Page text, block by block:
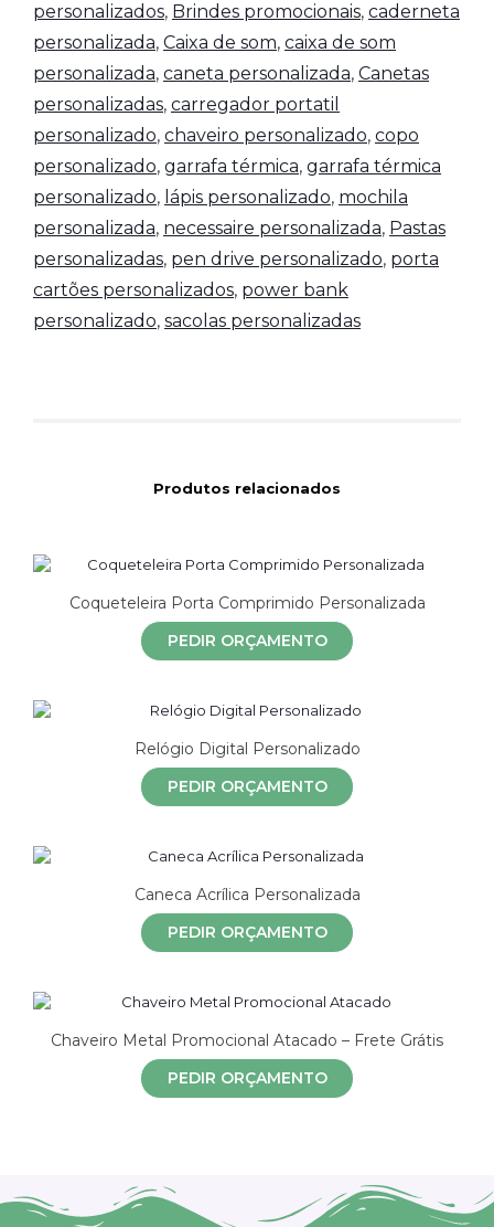
personalizados, Brindes promocionais, caderneta
personalizada, Caixa de som, caixa de som
personalizada, caneta personalizada, Canetas
personalizadas, carregador portatil
personalizado, chaveiro personalizado, copo
personalizado, garrafa térmica, garrafa térmica
personalizado, lápis personalizado, mochila
personalizada, necessaire personalizada, Pastas
personalizadas, pen drive personalizado, porta
cartões personalizados, power bank
personalizado, sacolas personalizadas
Produtos relacionados
Coqueteleira Porta Comprimido Personalizada
PEDIR ORÇAMENTO
Relógio Digital Personalizado
PEDIR ORÇAMENTO
Caneca Acrílica Personalizada
PEDIR ORÇAMENTO
Chaveiro Metal Promocional Atacado – Frete Grátis
PEDIR ORÇAMENTO